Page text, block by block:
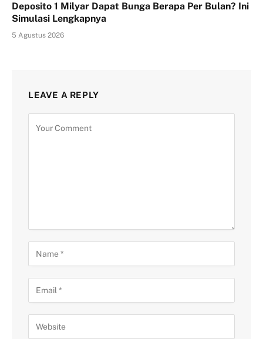
Deposito 1 Milyar Dapat Bunga Berapa Per Bulan? Ini
Simulasi Lengkapnya
5 Agustus 2026
LEAVE A REPLY